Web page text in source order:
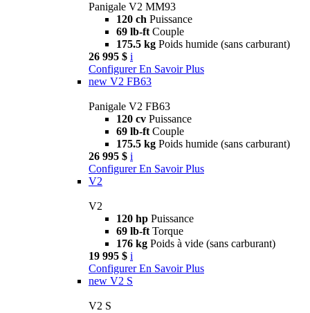
Panigale V2 MM93
120 ch Puissance
69 lb-ft Couple
175.5 kg Poids humide (sans carburant)
26 995 $ i
Configurer En Savoir Plus
new V2 FB63
Panigale V2 FB63
120 cv Puissance
69 lb-ft Couple
175.5 kg Poids humide (sans carburant)
26 995 $ i
Configurer En Savoir Plus
V2
V2
120 hp Puissance
69 lb-ft Torque
176 kg Poids à vide (sans carburant)
19 995 $ i
Configurer En Savoir Plus
new V2 S
V2 S